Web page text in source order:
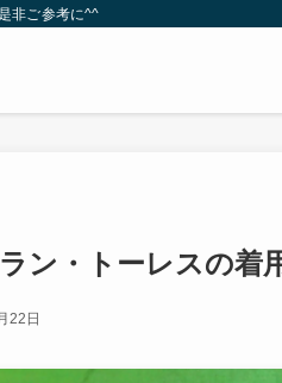
非ご参考に^^
ラン・トーレスの着
22日